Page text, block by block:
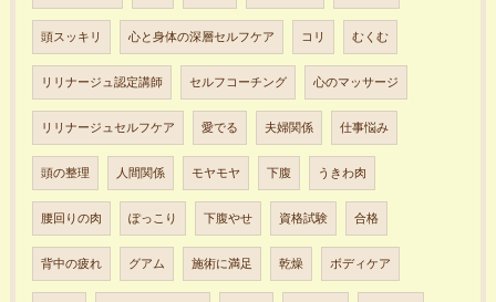
頭スッキリ 心と身体の深層セルフケア コリ むくむ
リリナージュ認定講師 セルフコーチング 心のマッサージ
リリナージュセルフケア 愛でる 夫婦関係 仕事悩み
頭の整理 人間関係 モヤモヤ 下腹 うきわ肉
腰回りの肉 ぽっこり 下腹やせ 資格試験 合格
背中の疲れ グアム 施術に満足 乾燥 ボディケア